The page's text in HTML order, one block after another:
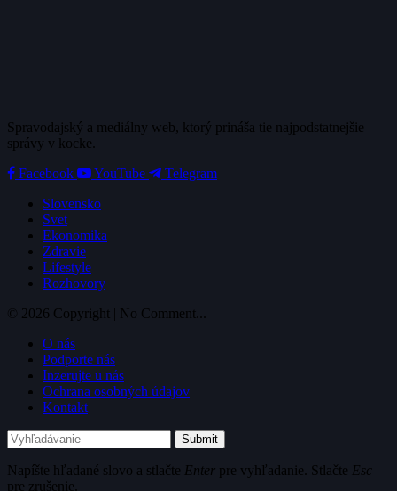
Spravodajský a mediálny web, ktorý prináša tie najpodstatnejšie
správy v kocke.
Facebook
YouTube
Telegram
Slovensko
Svet
Ekonomika
Zdravie
Lifestyle
Rozhovory
© 2026 Copyright | No Comment...
O nás
Podporte nás
Inzerujte u nás
Ochrana osobných údajov
Kontakt
Submit
Napíšte hľadané slovo a stlačte Enter pre vyhľadanie. Stlačte Esc
pre zrušenie.